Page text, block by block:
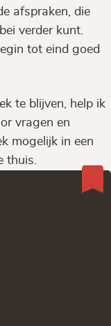
afspraken, die
verder kunt.
tot eind goed
te blijven, help ik
vragen en
mogelijk in een
thuis.